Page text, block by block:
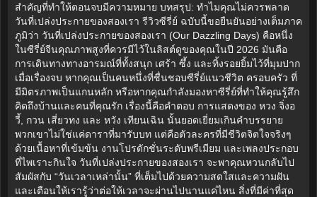
สำคัญที่ทำให้ตอนจบมีความหมาย บทสรุป: ทำไมคุณไม่ควรพลาด
วันที่เปล่งประกายของสองเรา รีวิวซีรี่ย์ ฉบับนี้ขอยืนยันอย่างเต็มภาค
ภูมิว่า วันที่เปล่งประกายของสองเรา (Our Dazzling Days) คือหนึ่ง
ในซีรี่ย์จีนคุณภาพสูงที่ควรมีไว้ในลิสต์ดูของคุณในปี 2026 มันคือ
การเดินทางทางอารมณ์ที่ทั้งสนุก เศร้า ซึ้ง และทิ้งรอยยิ้มไว้ที่มุมปาก
เมื่อเรื่องจบ หากคุณเป็นคนหนึ่งที่ชื่นชอบซีรี่ย์แนวชีวิต ครอบครัว ที่
มีมิตรภาพเป็นแกนหลัก หรือหากคุณกำลังมองหาซีรี่ย์ที่ทำให้คุณรู้สึก
คิดถึงบ้านและคนที่คุณรัก เรื่องนี้คือคำตอบ การแสดงของ หวง จิ่งอ
วี้, กวน เสี่ยวทง และ หวัง เทียนเฉิน นั้นยอดเยี่ยมเกินคำบรรยาย
พวกเขาไม่ใช่แค่ดาราที่มารับบท แต่คือตัวละครที่มีชีวิตจิตใจจริงๆ
ด้วยเนื้อหาที่เข้มข้น งานโปรดักชั่นระดับพรีเมียม และเพลงประกอบ
ที่ไพเราะกินใจ วันที่เปล่งประกายของสองเรา จะพาคุณหวนกลับไป
สัมผัสกับ “วันเวลาเหล่านั้น” ที่เต็มไปด้วยความสดใสและความฝัน
และเตือนให้เรารู้ว่าต่อให้เวลาจะผ่านไปนานแค่ไหน สิ่งที่มีค่าที่สุด